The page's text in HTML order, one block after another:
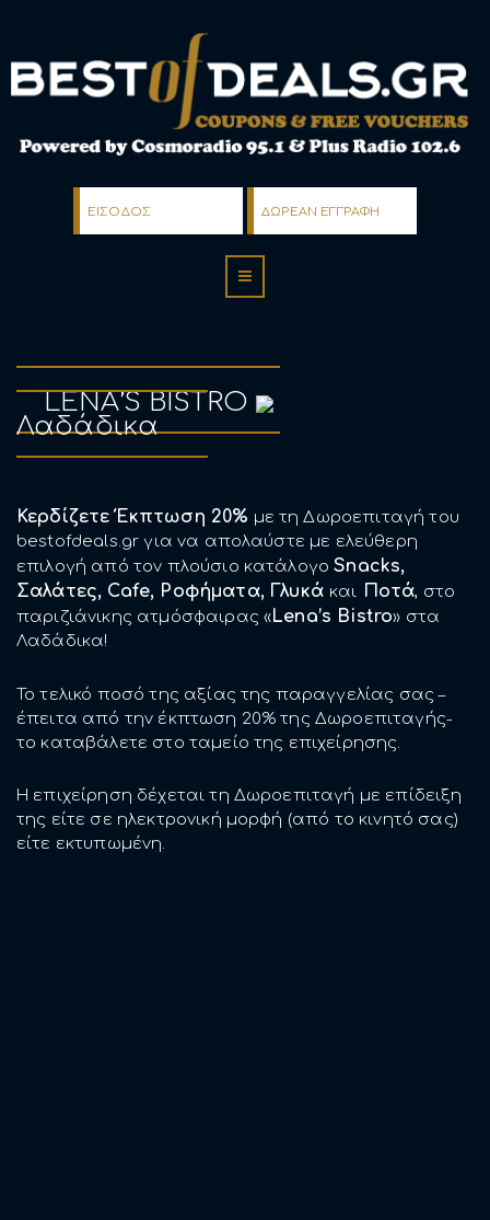
ΕΙΣΟΔΟΣ ΔΩΡΕΑΝ ΕΓΓΡΑΦΗ
LENA’S BISTRO
Λαδάδικα
Κερδίζετε Έκπτωση 20% με τη Δωροεπιταγή του
bestofdeals.gr για να απολαύστε με ελεύθερη
επιλογή από τον πλούσιο κατάλογοSnacks,
Σαλάτες, Cafe, Ροφήματα, Γλυκά και Ποτά, στο
παριζιάνικης ατμόσφαιρας «Lena’s Bistro» στα
Λαδάδικα!
Το τελικό ποσό της αξίας της παραγγελίας σας –
έπειτα από την έκπτωση 20% της Δωροεπιταγής-
το καταβάλετε στο ταμείο της επιχείρησης.
Η επιχείρηση δέχεται τη Δωροεπιταγή με επίδειξη
της είτε σε ηλεκτρονική μορφή (από το κινητό σας)
είτε εκτυπωμένη.